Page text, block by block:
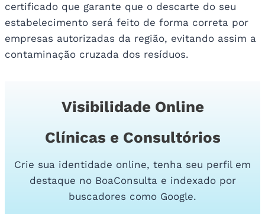
certificado que garante que o descarte do seu
estabelecimento será feito de forma correta por
empresas autorizadas da região, evitando assim a
contaminação cruzada dos resíduos.
Visibilidade Online
Clínicas e Consultórios
Crie sua identidade online, tenha seu perfil em
destaque no BoaConsulta e indexado por
buscadores como Google.